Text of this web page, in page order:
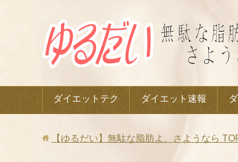
ダイエットテク ダイエット速報
【ゆるだい】無駄な脂肪よ、さようなら